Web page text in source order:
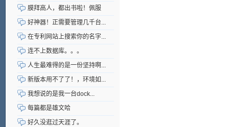
膜拜高人，都出书啦！佩服
好神器！正需要管理几千台...
在专利网站上搜索你的名字...
连不上数据库。。。
人生最难得的是一份坚持啊...
新版本用不了了！，环境如...
我想说的是我一台dock...
每篇都是雄文哈
好久没逛过天涯了。